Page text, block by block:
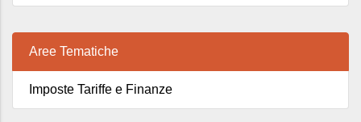
Aree Tematiche
Imposte Tariffe e Finanze